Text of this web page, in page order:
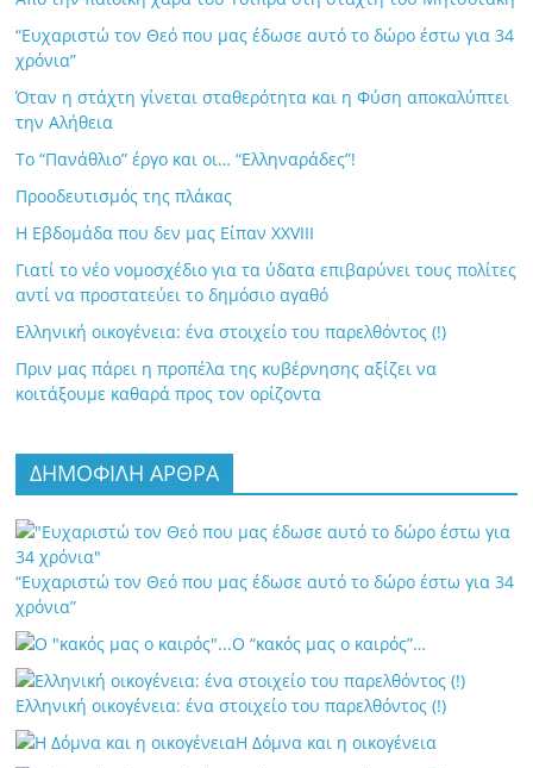
“Ευχαριστώ τον Θεό που μας έδωσε αυτό το δώρο έστω για 34
χρόνια”
Όταν η στάχτη γίνεται σταθερότητα και η Φύση αποκαλύπτει
την Αλήθεια
Το “Πανάθλιο” έργο και οι… “Ελληναράδες”!
Προοδευτισμός της πλάκας
Η Εβδομάδα που δεν μας Είπαν XXVIII
Γιατί το νέο νομοσχέδιο για τα ύδατα επιβαρύνει τους πολίτες
αντί να προστατεύει το δημόσιο αγαθό
Ελληνική οικογένεια: ένα στοιχείο του παρελθόντος (!)
Πριν μας πάρει η προπέλα της κυβέρνησης αξίζει να
κοιτάξουμε καθαρά προς τον ορίζοντα
ΔΗΜΟΦΙΛΗ ΑΡΘΡΑ
“Ευχαριστώ τον Θεό που μας έδωσε αυτό το δώρο έστω για 34
χρόνια”
Ο “κακός μας ο καιρός”…
Ελληνική οικογένεια: ένα στοιχείο του παρελθόντος (!)
Η Δόμνα και η οικογένεια